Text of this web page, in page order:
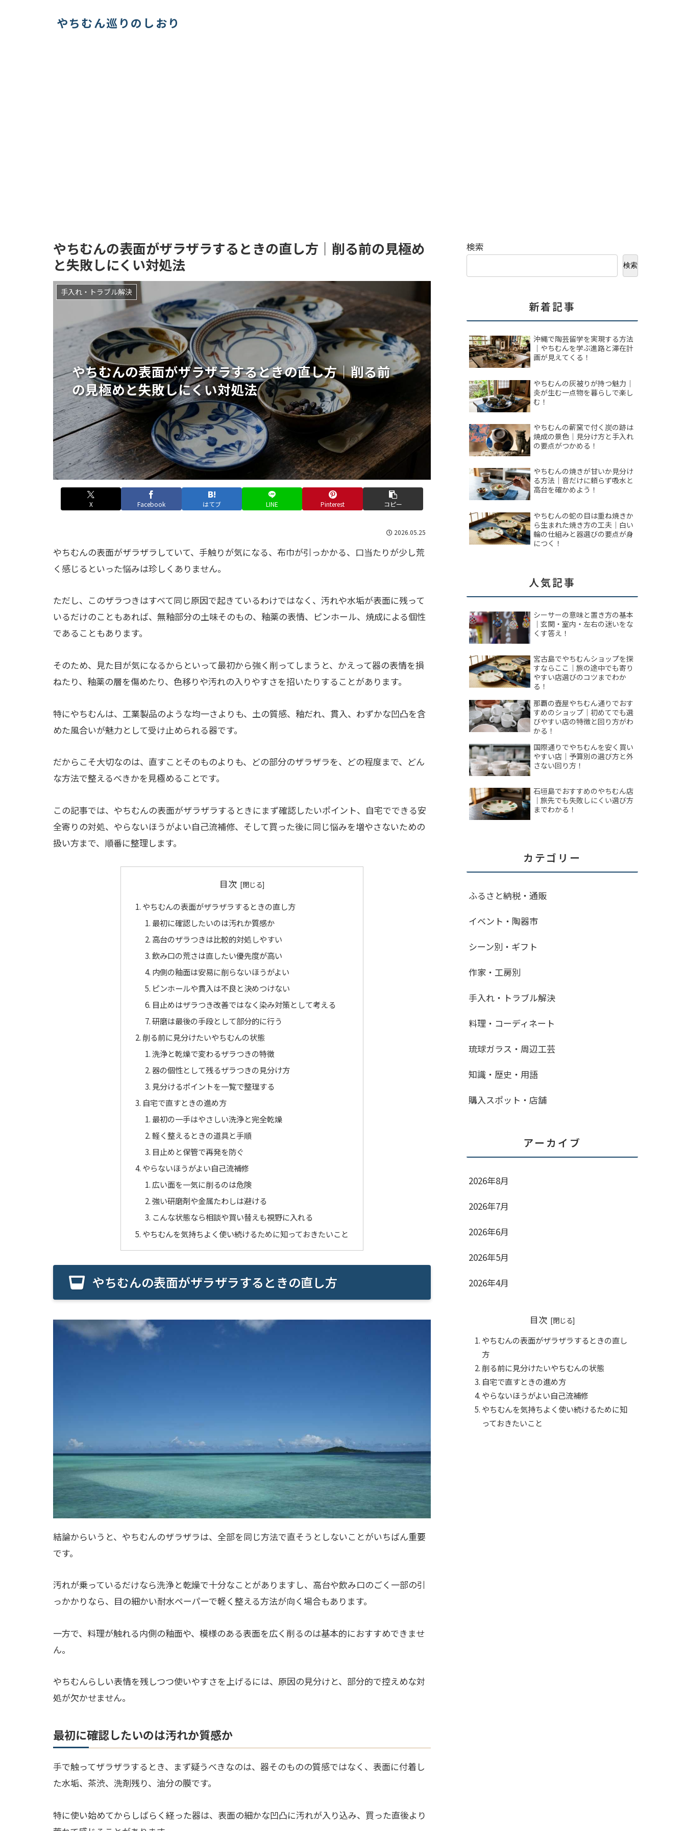
やちむん巡りのしおり
やちむんの表面がザラザラするときの直し方｜削る前の見極め
と失敗しにくい対処法
やちむんの表面がザラザラするときの直し方｜削る前
の見極めと失敗しにくい対処法
手入れ・トラブル解決
X Facebook はてブ LINE Pinterest コピー
2026.05.25
やちむんの表面がザラザラしていて、手触りが気になる、布巾が引っかかる、口当たりが少し荒
く感じるといった悩みは珍しくありません。
ただし、このザラつきはすべて同じ原因で起きているわけではなく、汚れや水垢が表面に残って
いるだけのこともあれば、無釉部分の土味そのもの、釉薬の表情、ピンホール、焼成による個性
であることもあります。
そのため、見た目が気になるからといって最初から強く削ってしまうと、かえって器の表情を損
ねたり、釉薬の層を傷めたり、色移りや汚れの入りやすさを招いたりすることがあります。
特にやちむんは、工業製品のような均一さよりも、土の質感、釉だれ、貫入、わずかな凹凸を含
めた風合いが魅力として受け止められる器です。
だからこそ大切なのは、直すことそのものよりも、どの部分のザラザラを、どの程度まで、どん
な方法で整えるべきかを見極めることです。
この記事では、やちむんの表面がザラザラするときにまず確認したいポイント、自宅でできる安
全寄りの対処、やらないほうがよい自己流補修、そして買った後に同じ悩みを増やさないための
扱い方まで、順番に整理します。
目次
やちむんの表面がザラザラするときの直し方
最初に確認したいのは汚れか質感か
高台のザラつきは比較的対処しやすい
飲み口の荒さは直したい優先度が高い
内側の釉面は安易に削らないほうがよい
ピンホールや貫入は不良と決めつけない
目止めはザラつき改善ではなく染み対策として考える
研磨は最後の手段として部分的に行う
削る前に見分けたいやちむんの状態
洗浄と乾燥で変わるザラつきの特徴
器の個性として残るザラつきの見分け方
見分けるポイントを一覧で整理する
自宅で直すときの進め方
最初の一手はやさしい洗浄と完全乾燥
軽く整えるときの道具と手順
目止めと保管で再発を防ぐ
やらないほうがよい自己流補修
広い面を一気に削るのは危険
強い研磨剤や金属たわしは避ける
こんな状態なら相談や買い替えも視野に入れる
やちむんを気持ちよく使い続けるために知っておきたいこと
やちむんの表面がザラザラするときの直し方
結論からいうと、やちむんのザラザラは、全部を同じ方法で直そうとしないことがいちばん重要
です。
汚れが乗っているだけなら洗浄と乾燥で十分なことがありますし、高台や飲み口のごく一部の引
っかかりなら、目の細かい耐水ペーパーで軽く整える方法が向く場合もあります。
一方で、料理が触れる内側の釉面や、模様のある表面を広く削るのは基本的におすすめできませ
ん。
やちむんらしい表情を残しつつ使いやすさを上げるには、原因の見分けと、部分的で控えめな対
処が欠かせません。
最初に確認したいのは汚れか質感か
手で触ってザラザラするとき、まず疑うべきなのは、器そのものの質感ではなく、表面に付着し
た水垢、茶渋、洗剤残り、油分の膜です。
特に使い始めてからしばらく経った器は、表面の細かな凹凸に汚れが入り込み、買った直後より
検索
検索
新着記事
沖縄で陶芸留学を実現する方法
｜やちむんを学ぶ進路と滞在計
画が見えてくる！
やちむんの灰被りが持つ魅力｜
炎が生む一点物を暮らしで楽し
む！
やちむんの薪窯で付く炭の跡は
焼成の景色｜見分け方と手入れ
の要点がつかめる！
やちむんの焼きが甘いか見分け
る方法｜音だけに頼らず吸水と
高台を確かめよう！
やちむんの蛇の目は重ね焼きか
ら生まれた焼き方の工夫｜白い
輪の仕組みと器選びの要点が身
につく！
人気記事
シーサーの意味と置き方の基本
｜玄関・室内・左右の迷いをな
くす答え！
宮古島でやちむんショップを探
すならここ｜旅の途中でも寄り
やすい店選びのコツまでわか
る！
那覇の壺屋やちむん通りでおす
すめのショップ｜初めてでも選
びやすい店の特徴と回り方がわ
かる！
国際通りでやちむんを安く買い
やすい店｜予算別の選び方と外
さない回り方！
石垣島でおすすめのやちむん店
｜旅先でも失敗しにくい選び方
までわかる！
カテゴリー
ふるさと納税・通販
イベント・陶器市
シーン別・ギフト
作家・工房別
手入れ・トラブル解決
料理・コーディネート
琉球ガラス・周辺工芸
知識・歴史・用語
購入スポット・店舗
アーカイブ
2026年8月
2026年7月
2026年6月
2026年5月
2026年4月
目次
やちむんの表面がザラザラするときの直し
方
削る前に見分けたいやちむんの状態
自宅で直すときの進め方
やらないほうがよい自己流補修
やちむんを気持ちよく使い続けるために知
っておきたいこと